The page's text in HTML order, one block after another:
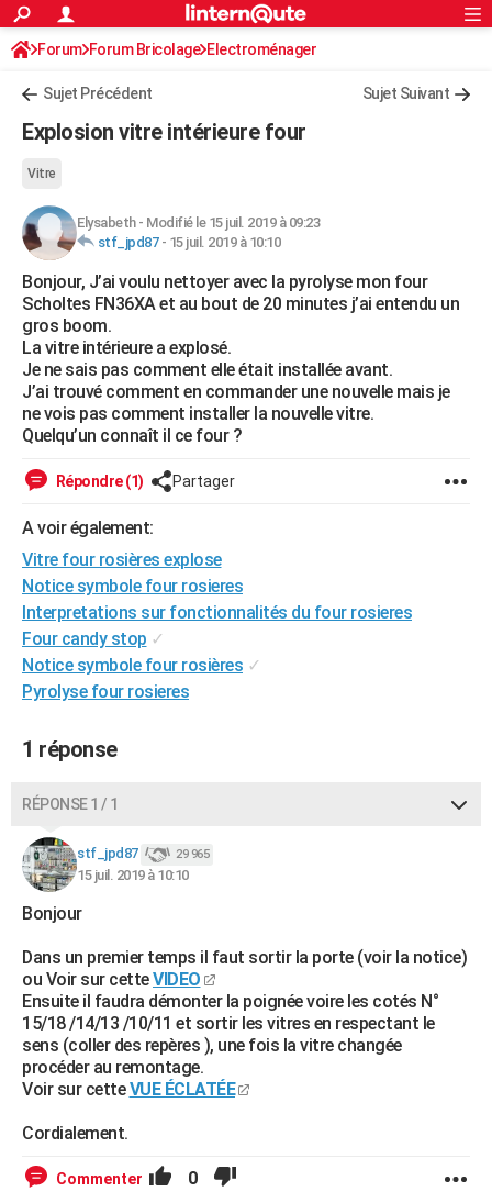
ACTUALITÉS
Politique
Société
Faits Divers
Education
Monde
Villes
+
AUTO
Essais
Réserver un essai
Citadines
Berlines
SUV
Forum auto
+HIGH-TECH
Mobiles
Meilleur smartphone
Internet
Ordinateurs
Jeux vidéo
Guide high-tech
+BRICOLAGE
Forum
Aménagement intérieur
Extérieur
Cuisine
Salle de bains
Jardinage
Rangement
WEEK-END
Guides de France
Escapades
Patrimoine
Expositions
Musées
Week-end nature
+LIFESTYLE
Art de vivre
Bien-être
Loisirs
Mode
Modes de vie
SANTE
Alimentation
Guide de la santé
Maladies
Médicaments
Sommeil
VOYAGE
PHOTO
GUIDES D'ACHAT
BONS PLANS
CARTE DE VOEUX
Carte de Noël
Carte Bonne année
Carte Saint-Valentin
Carte Pâques
Carte d'anniversaire
DICTIONNAIRE
PROGRAMME TV
FORUM
Bricolage
Lifestyle
Culture
Sport
Auto
Television
Voyage
Cinema
S'inscrire
Connexion
Forum Forum Bricolage Electroménager
Sujet Précédent Sujet Suivant
Explosion vitre intérieure four
Vitre
Elysabeth- Modifié le 15 juil. 2019 à 09:23
stf_jpd87- 15 juil. 2019 à 10:10
Bonjour, J’ai voulu nettoyer avec la pyrolyse mon four
Scholtes FN36XA et au bout de 20 minutes j’ai entendu un
gros boom.
La vitre intérieure a explosé.
Je ne sais pas comment elle était installée avant.
J’ai trouvé comment en commander une nouvelle mais je
ne vois pas comment installer la nouvelle vitre.
Quelqu’un connaît il ce four ?
Répondre (1) Partager
A voir également:
Vitre four rosières explose
Notice symbole four rosieres
Interpretations sur fonctionnalités du four rosieres
Four candy stop ✓
Notice symbole four rosières ✓
Pyrolyse four rosieres
1 réponse
RÉPONSE 1 / 1
stf_jpd87 29 965
15 juil. 2019 à 10:10
Bonjour
Dans un premier temps il faut sortir la porte (voir la notice)
ou Voir sur cetteVIDEO
Ensuite il faudra démonter la poignée voire les cotés N°
15/18 /14/13 /10/11 et sortir les vitres en respectant le
sens (coller des repères ), une fois la vitre changée
procéder au remontage.
Voir sur cetteVUE ÉCLATÉE
Cordialement.
Commenter 0